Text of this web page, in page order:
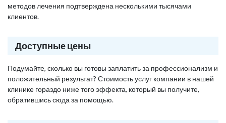
методов лечения подтверждена несколькими тысячами
клиентов.
Доступные цены
Подумайте, сколько вы готовы заплатить за профессионализм и
положительный результат? Стоимость услуг компании в нашей
клинике гораздо ниже того эффекта, который вы получите,
обратившись сюда за помощью.